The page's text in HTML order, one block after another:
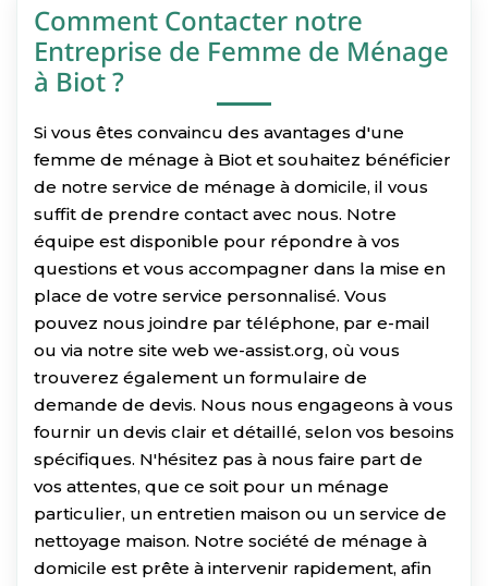
Comment Contacter notre
Entreprise de Femme de Ménage
à Biot ?
Si vous êtes convaincu des avantages d'une
femme de ménage à Biot et souhaitez bénéficier
de notre service de ménage à domicile, il vous
suffit de prendre contact avec nous. Notre
équipe est disponible pour répondre à vos
questions et vous accompagner dans la mise en
place de votre service personnalisé. Vous
pouvez nous joindre par téléphone, par e-mail
ou via notre site web we-assist.org, où vous
trouverez également un formulaire de
demande de devis. Nous nous engageons à vous
fournir un devis clair et détaillé, selon vos besoins
spécifiques. N'hésitez pas à nous faire part de
vos attentes, que ce soit pour un ménage
particulier, un entretien maison ou un service de
nettoyage maison. Notre société de ménage à
domicile est prête à intervenir rapidement, afin